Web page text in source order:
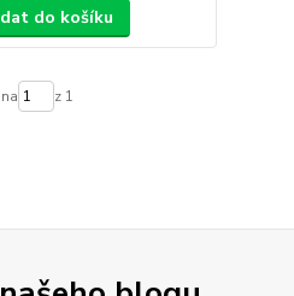
do košíku
z 1